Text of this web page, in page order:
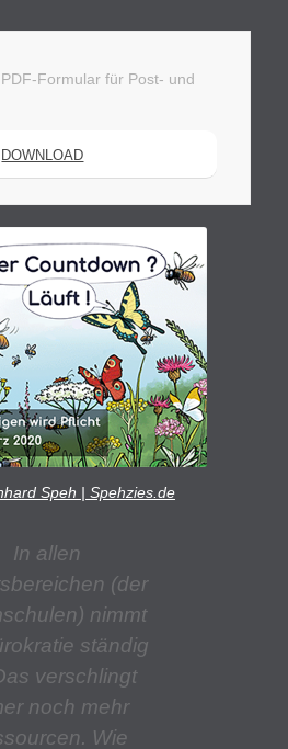
Formular für Post- und
DOWNLOAD
Speh | Spehzies.de
In allen
(der
nimmt
ständig
verschlingt
noch mehr
Wie